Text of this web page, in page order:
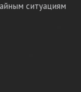
ситуациям